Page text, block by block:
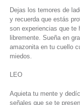
Dejas los temores de
y recuerda que estás
son experiencias que te
libremente. Sueña en
amazonita en tu cuello
miedos.
LEO
Aquieta tu mente y
señales que se te